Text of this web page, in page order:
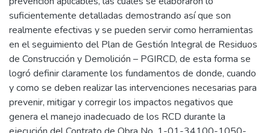
suficientemente detalladas demostrando así que son
realmente efectivas y se pueden servir como herramientas
en el seguimiento del Plan de Gestión Integral de Residuos
de Construcción y Demolición – PGIRCD, de esta forma se
logró definir claramente los fundamentos de donde, cuando
y como se deben realizar las intervenciones necesarias para
prevenir, mitigar y corregir los impactos negativos que
genera el manejo inadecuado de los RCD durante la